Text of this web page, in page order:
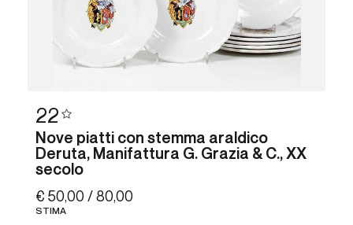
22
Nove piatti con stemma araldico
Deruta, Manifattura G. Grazia & C., XX
secolo
€ 50,00 / 80,00
STIMA